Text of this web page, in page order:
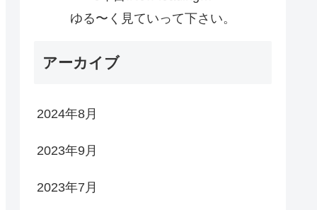
ゆる〜く見ていって下さい。
アーカイブ
2024年8月
2023年9月
2023年7月